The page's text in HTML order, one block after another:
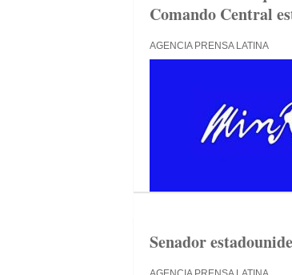
Comando Central
AGENCIA PRENSA LATINA
Senador